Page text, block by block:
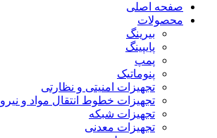
صفحه اصلی
محصولات
بیرینگ
پایپینگ
پمپ
پنوماتیک
تجهیزات امنیتی و نظارتی
تجهیزات خطوط انتقال مواد و نیرو
تجهیزات شبکه
تجهیزات معدنی